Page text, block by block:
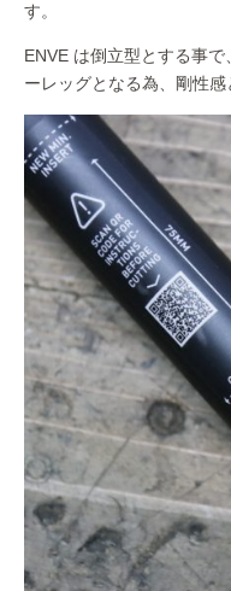
す。
ENVE は倒立型とする事
ーレッグとなる為、剛性感